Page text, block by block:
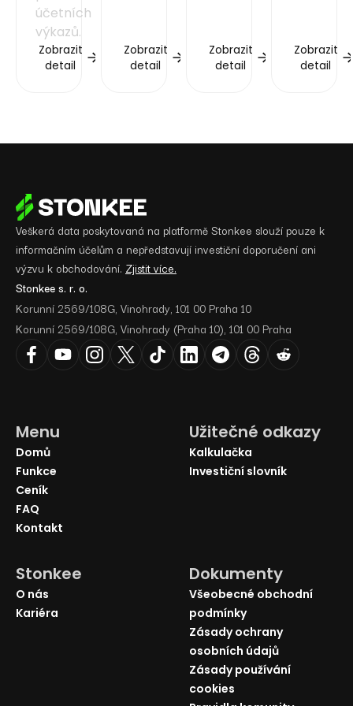
účetních
výkazů.
Zobrazit
detail
Zobrazit
detail
Zobrazit
detail
Zobrazit
detail
Veškerá data poskytovaná na platformě Stonkee slouží pouze k
informačním účelům a nepředstavují investiční doporučení ani
výzvu k obchodování. Zjistit více.
Stonkee s. r. o.
Korunní 2569/108G, Vinohrady, 101 00 Praha 10
Korunní 2569/108G, Vinohrady (Praha 10), 101 00 Praha
Menu
Domů
Funkce
Ceník
FAQ
Kontakt
Užitečné odkazy
Kalkulačka
Investiční slovník
Stonkee
O nás
Kariéra
Dokumenty
Všeobecné obchodní
podmínky
Zásady ochrany
osobních údajů
Zásady používání
cookies